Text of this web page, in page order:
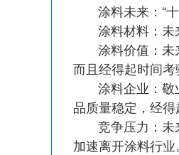
涂料未来：“十
涂料材料：未来
涂料价值：未来
而且经得起时间考
涂料企业：敬业
品质量稳定，经得
竞争压力：未来
加速离开涂料行